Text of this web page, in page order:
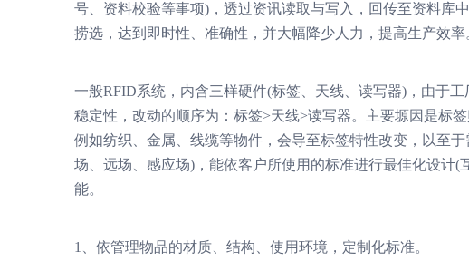
号、资料校验等事项)，透过资讯读取与写入，回传至资料库
捞选，达到即时性、准确性，并大幅降少人力，提高生产效
一般RFID系统，内含三样硬件(标签、天线、读写器)，由于
稳定性，改动的顺序为：标签>天线>读写器。主要塬因是标
例如纺织、金属、线缆等物件，会导至标签特性改变，以至
场、远场、感应场)，能依客户所使用的标准进行最佳化设计(
能。
1、依管理物品的材质、结构、使用环境，定制化标准。